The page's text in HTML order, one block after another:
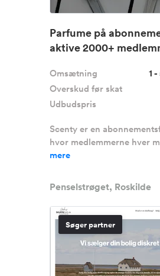
Parfume på
aktive 2000+
Omsætning
1
Overskud før skat
Udbudspris
Scenty er en
hvor medlemmerne hver
mere
Penselstrøget, Roskilde
Søger partner